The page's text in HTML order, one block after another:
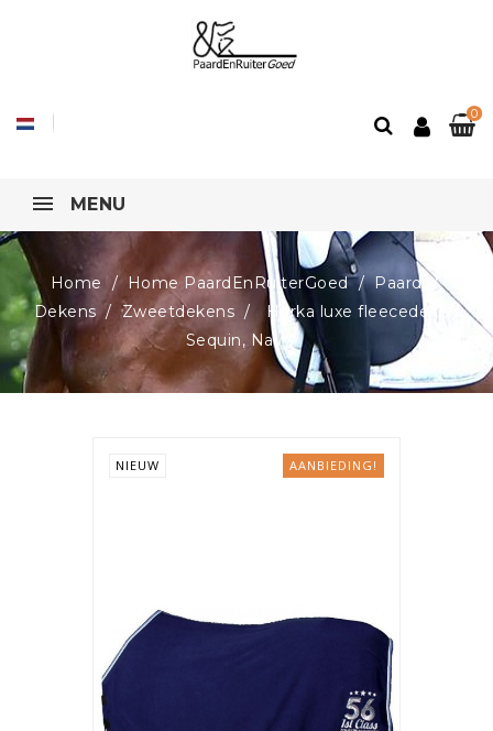
0
MENU
Home Home PaardEnRuiterGoed
Paard
Dekens
Zweetdekens
Horka luxe fleecedeken
Sequin, Navy
AANBIEDING!
NIEUW